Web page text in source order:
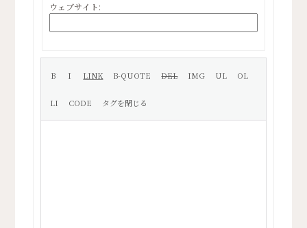
ウェブサイト: